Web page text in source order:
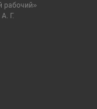
рабочий»
Г.